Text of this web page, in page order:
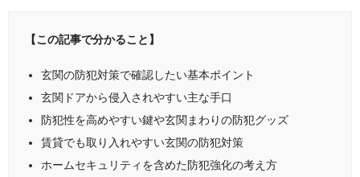
【この記事で分かること】
玄関の防犯対策で確認したい基本ポイント
玄関ドアから侵入されやすい主な手口
防犯性を高めやすい鍵や玄関まわりの防犯グッズ
賃貸でも取り入れやすい玄関の防犯対策
ホームセキュリティを含めた防犯強化の考え方